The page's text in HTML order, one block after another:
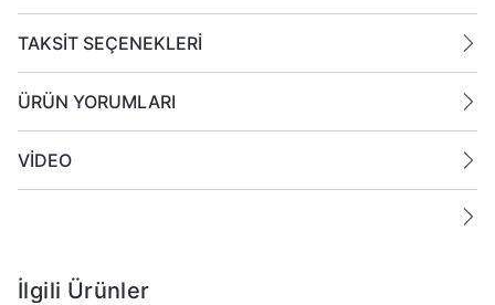
TAKSİT SEÇENEKLERİ
ÜRÜN YORUMLARI
VİDEO
İlgili Ürünler